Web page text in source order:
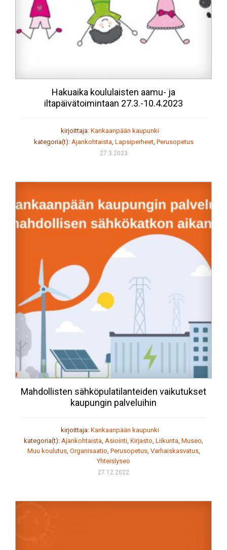
Hakuaika koululaisten aamu- ja
iltapäivätoimintaan 27.3.-10.4.2023
kirjoittaja: Kankaanpään kaupunki
kategoria(t): Ajankohtaista, Lapsiperheet, Perusopetus
27.3.2023
Mahdollisten sähköpulatilanteiden vaikutukset
kaupungin palveluihin
kirjoittaja: Kankaanpään kaupunki
kategoria(t): Ajankohtaista, Asiointi, Kirjasto, Liikunta, Museo,
Muu koulutus, Organisaatio, Perusopetus, Varhaiskasvatus,
Yhteislyseo
27.12.2022